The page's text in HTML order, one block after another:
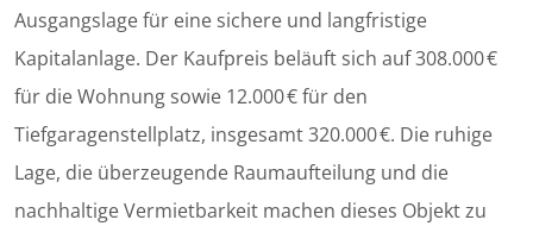
Ausgangslage für eine sichere und langfristige
Kapitalanlage. Der Kaufpreis beläuft sich auf 308.000 €
für die Wohnung sowie 12.000 € für den
Tiefgaragenstellplatz, insgesamt 320.000 €. Die ruhige
Lage, die überzeugende Raumaufteilung und die
nachhaltige Vermietbarkeit machen dieses Objekt zu